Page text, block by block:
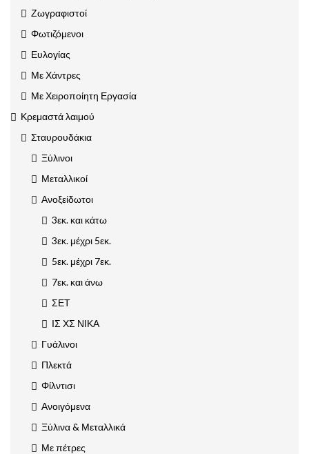
Ζωγραφιστοί
Φωτιζόμενοι
Ευλογίας
Με Χάντρες
Με Χειροποίητη Εργασία
Κρεμαστά λαιμού
Σταυρουδάκια
Ξύλινοι
Μεταλλικοί
Ανοξείδωτοι
3εκ. και κάτω
3εκ. μέχρι 5εκ.
5εκ. μέχρι 7εκ.
7εκ. και άνω
ΣΕΤ
ΙΣ ΧΣ ΝΙΚΑ
Γυάλινοι
Πλεκτά
Φίλντισι
Ανοιγόμενα
Ξύλινα & Μεταλλικά
Με πέτρες